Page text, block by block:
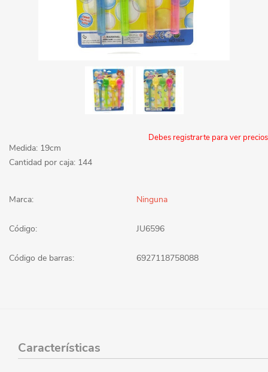
Debes registrarte para ver precios
Medida: 19cm
Cantidad por caja: 144
Marca: Ninguna
Código: JU6596
Código de barras: 6927118758088
Características